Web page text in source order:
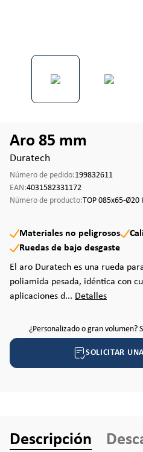
Aro 85 mm
Duratech
Número de pedido:199832611
EAN:4031582331172
Número de producto:TOP 085x65-Ø20
Materiales no peligrosos
Ruedas de bajo desgaste
El aro Duratech es una rueda
poliamida pesada, idéntica con
aplicaciones d... Detalles
¿Personalizado o gran volumen?
SOLICITAR
Descripción